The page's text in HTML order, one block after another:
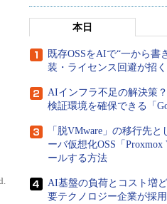
本日
既存OSSをAIで“一から
装・ライセンス回避が招
AIインフラ不足の解決策
検証環境を確保できる「
「脱VMware」の移行先
ーバ仮想化OSS「
ールする方法
AI基盤の負荷とコスト増
要テクノロジー企業が採